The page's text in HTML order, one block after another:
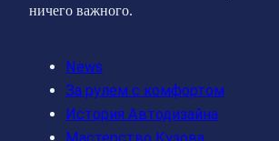
ничего важного.
News
За рулем с комфортом
История Автодизайна